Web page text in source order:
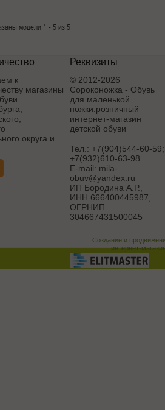
модели 1 - 5 из 5
к
магазины
округа и
Реквизиты
© 2012-2026
Сороконожка - Обувь
для маленькой
ножки:розничный
интернет-магазин
детской обуви
Тел.: +7(904)544-60-59;
+7(932)610-63-98
E-mail: mila-
obuv@yandex.ru
ИП Бородина А.Р.
ИНН 666400445987,
ОГРНИП
304667431500045
Создание и
интернет-